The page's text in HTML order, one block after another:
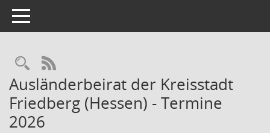
Toggle navigation
Rechercheauswahl
RSS-Feed
Ausländerbeirat der Kreisstadt
Friedberg (Hessen) - Termine
2026